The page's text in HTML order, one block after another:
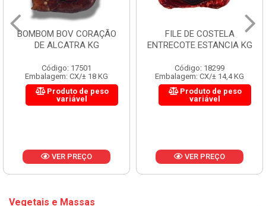
BOMBOM BOV CORAÇÃO
DE ALCATRA KG
Código: 17501
Embalagem: CX/± 18 KG
Produto de peso
variável
VER PREÇO
FILE DE COSTELA
ENTRECOTE ESTANCIA KG
Código: 18299
Embalagem: CX/± 14,4 KG
Produto de peso
variável
VER PREÇO
Vegetais e Massas